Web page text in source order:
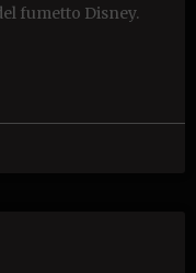
fumetto Disney.